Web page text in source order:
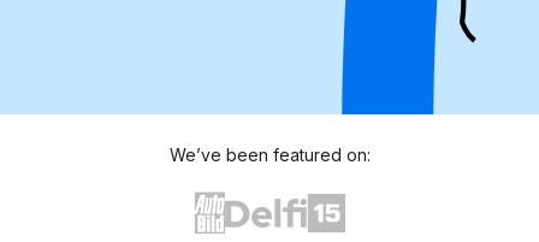
We’ve been featured on: